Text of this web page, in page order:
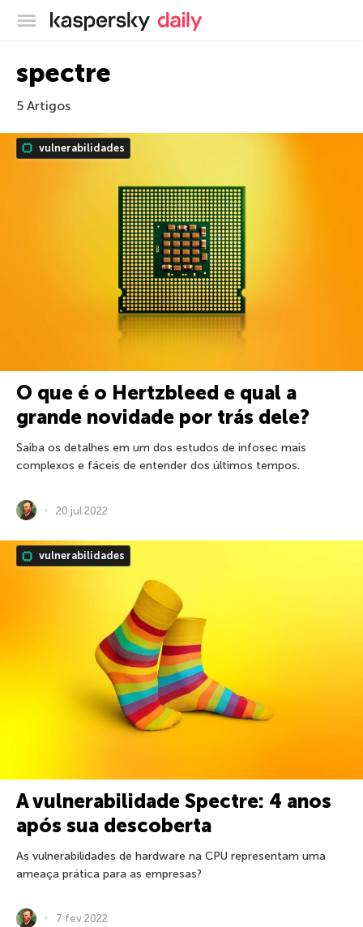
Blog oficial da Kaspersky
spectre
5 Artigos
vulnerabilidades
O que é o Hertzbleed e qual a
grande novidade por trás dele?
Saiba os detalhes em um dos estudos de infosec mais
complexos e fáceis de entender dos últimos tempos.
20 jul 2022
vulnerabilidades
A vulnerabilidade Spectre: 4 anos
após sua descoberta
As vulnerabilidades de hardware na CPU representam uma
ameaça prática para as empresas?
7 fev 2022